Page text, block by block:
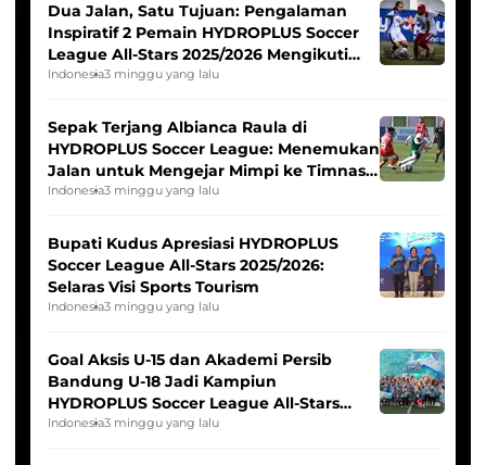
Dua Jalan, Satu Tujuan: Pengalaman
Inspiratif 2 Pemain HYDROPLUS Soccer
League All-Stars 2025/2026 Mengikuti
Seleksi Timnas Indonesia Putri
Indonesia3 minggu yang lalu
Sepak Terjang Albianca Raula di
HYDROPLUS Soccer League: Menemukan
Jalan untuk Mengejar Mimpi ke Timnas
Indonesia Putri
Indonesia3 minggu yang lalu
Bupati Kudus Apresiasi HYDROPLUS
Soccer League All-Stars 2025/2026:
Selaras Visi Sports Tourism
Indonesia3 minggu yang lalu
Goal Aksis U-15 dan Akademi Persib
Bandung U-18 Jadi Kampiun
HYDROPLUS Soccer League All-Stars
2025/2026
Indonesia3 minggu yang lalu